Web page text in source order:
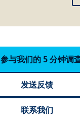
参与我们的 5 分钟调
发送反馈
联系我们